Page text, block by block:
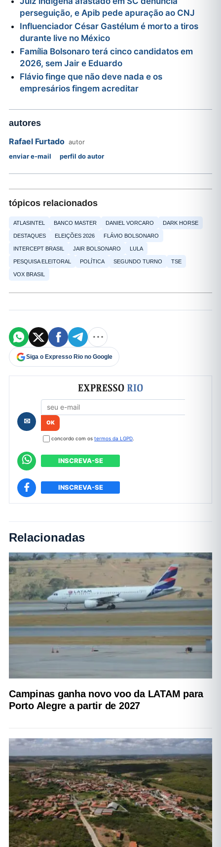
perseguição, e Apib pede apuração ao CNJ
Influenciador César Gastélum é morto a tiros
durante live no México
Família Bolsonaro terá cinco candidatos em
2026, sem Jair e Eduardo
Flávio finge que não deve nada e os
empresários fingem acreditar
autores
Rafael Furtado autor
enviar e-mail
perfil do autor
tópicos relacionados
ATLASINTEL BANCO MASTER DANIEL VORCARO DARK HORSE
DESTAQUES ELEIÇÕES 2026 FLÁVIO BOLSONARO
INTERCEPT BRASIL JAIR BOLSONARO LULA
PESQUISA ELEITORAL POLÍTICA SEGUNDO TURNO TSE
VOX BRASIL
Siga o Expresso Rio no Google
Formulário de cadastro
✉
concordo com os termos da LGPD.
INSCREVA-SE
INSCREVA-SE
Relacionadas
Campinas ganha novo voo da LATAM para
Porto Alegre a partir de 2027